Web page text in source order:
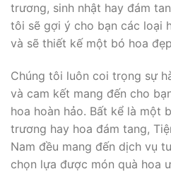
trương, sinh nhật hay đám
tôi sẽ gợi ý cho bạn các loại
và sẽ thiết kế một bó hoa
Chúng tôi luôn coi trọng sự
và cam kết mang đến cho
hoa hoàn hảo. Bất kể là một
trương hay hoa đám tang,
Nam đều mang đến dịch vụ
chọn lựa được món quà hoa